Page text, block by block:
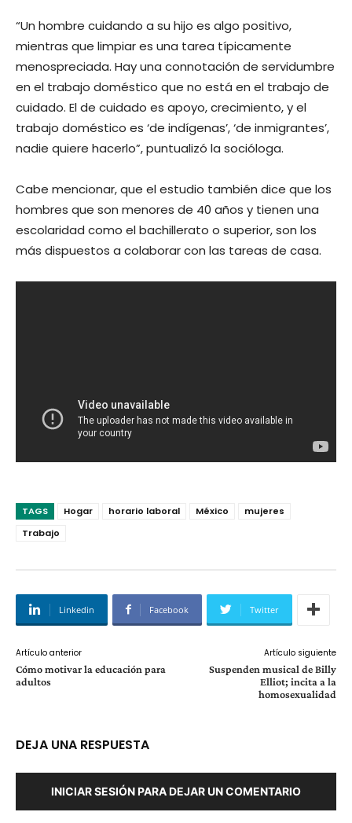
“Un hombre cuidando a su hijo es algo positivo,
mientras que limpiar es una tarea típicamente
menospreciada. Hay una connotación de servidumbre
en el trabajo doméstico que no está en el trabajo de
cuidado. El de cuidado es apoyo, crecimiento, y el
trabajo doméstico es ‘de indígenas’, ‘de inmigrantes’,
nadie quiere hacerlo”, puntualizó la socióloga.
Cabe mencionar, que el estudio también dice que los
hombres que son menores de 40 años y tienen una
escolaridad como el bachillerato o superior, son los
más dispuestos a colaborar con las tareas de casa.
TAGS Hogar horario laboral México
mujeres
Trabajo
Linkedin Facebook Twitter
Artículo anterior
Cómo motivar la educación para
adultos
Artículo siguiente
Suspenden musical de Billy
Elliot; incita a la
homosexualidad
DEJA UNA RESPUESTA
INICIAR SESIÓN PARA DEJAR UN COMENTARIO